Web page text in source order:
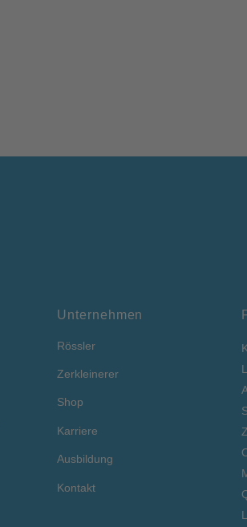
Unternehmen
Rössler
Zerkleinerer
Shop
Karriere
Ausbildung
Kontakt